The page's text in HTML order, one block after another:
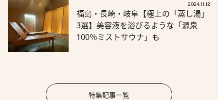
2024.11.12
福島・長崎・岐阜【極上の「蒸し湯」
3選】美容液を浴びるような「源泉
100％ミストサウナ」も
特集記事一覧